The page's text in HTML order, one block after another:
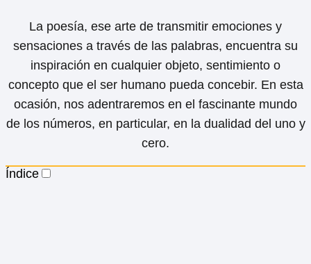
La poesía, ese arte de transmitir emociones y
sensaciones a través de las palabras, encuentra su
inspiración en cualquier objeto, sentimiento o
concepto que el ser humano pueda concebir. En esta
ocasión, nos adentraremos en el fascinante mundo
de los números, en particular, en la dualidad del uno y
cero.
Índice